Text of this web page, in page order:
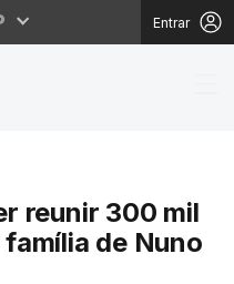
Entrar
quer
reunir 300 mil
de Nuno